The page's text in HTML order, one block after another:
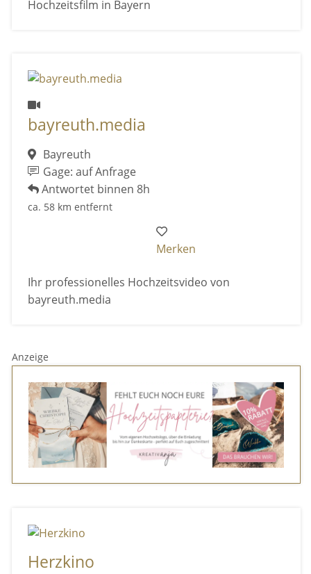
Hochzeitsfilm in Bayern
bayreuth.media
Bayreuth
Gage: auf Anfrage
Antwortet binnen 8h
ca. 58 km entfernt
Merken
Ihr professionelles Hochzeitsvideo von
bayreuth.media
Anzeige
Herzkino